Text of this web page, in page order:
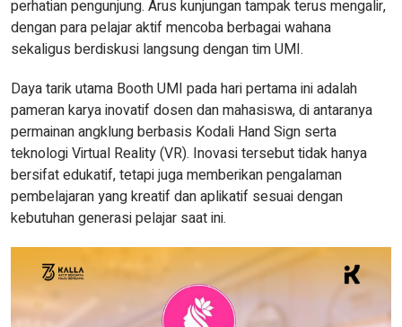
perhatian pengunjung. Arus kunjungan tampak terus mengalir,
dengan para pelajar aktif mencoba berbagai wahana
sekaligus berdiskusi langsung dengan tim UMI.
Daya tarik utama Booth UMI pada hari pertama ini adalah
pameran karya inovatif dosen dan mahasiswa, di antaranya
permainan angklung berbasis Kodali Hand Sign serta
teknologi Virtual Reality (VR). Inovasi tersebut tidak hanya
bersifat edukatif, tetapi juga memberikan pengalaman
pembelajaran yang kreatif dan aplikatif sesuai dengan
kebutuhan generasi pelajar saat ini.